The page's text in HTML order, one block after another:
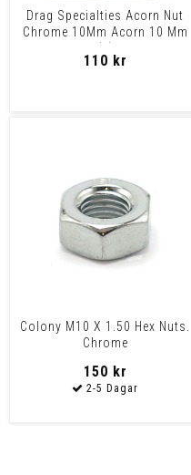
Drag Specialties Acorn Nut
Chrome 10Mm Acorn 10 Mm
110 kr
Colony M10 X 1.50 Hex Nuts.
Chrome
150 kr